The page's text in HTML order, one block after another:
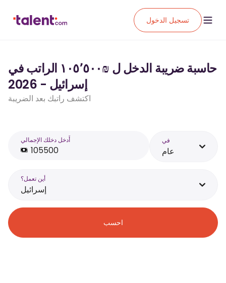
تسجيل الدخول
حاسبة ضريبة الدخل ل ₪‏١٠٥٬٥٠٠ الراتب في
إسرائيل - 2026
اكتشف راتبك بعد الضريبة
أَدخل دخلك الإجمالي في
عام
أين تعمل؟
إسرائيل
احسب